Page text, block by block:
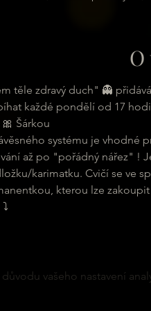
těle zdravý duch" 👻
každé pondělí od 17
Šárkou
systému je vhodné
až po "pořádný nářez" !
karimatku. Cvičí se ve
kterou lze
vašeho nastavení